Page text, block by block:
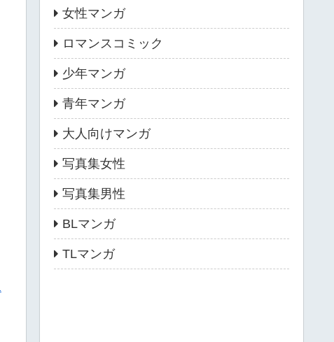
女性マンガ
ロマンスコミック
少年マンガ
青年マンガ
大人向けマンガ
写真集女性
写真集男性
BLマンガ
TLマンガ